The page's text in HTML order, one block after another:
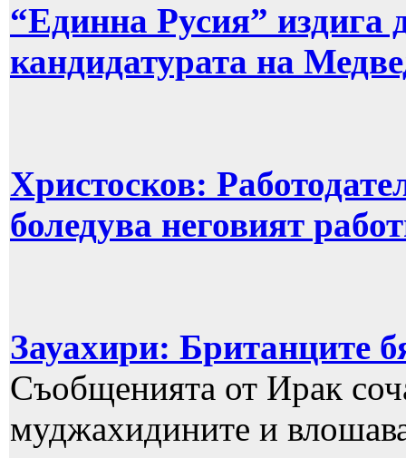
“Единна Русия” издига
кандидатурата на
Христосков:
боледува неговият
Зауахири: Британците
Съобщенията от Ирак
муджахидините и